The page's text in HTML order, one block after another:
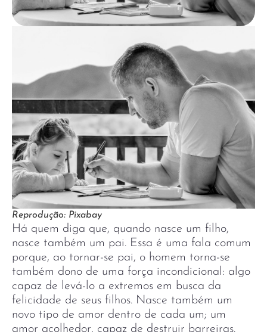
Reprodução: Pixabay
Há quem diga que, quando nasce um filho,
nasce também um pai. Essa é uma fala comum
porque, ao tornar-se pai, o homem torna-se
também dono de uma força incondicional: algo
capaz de levá-lo a extremos em busca da
felicidade de seus filhos. Nasce também um
novo tipo de amor dentro de cada um; um
amor acolhedor, capaz de destruir barreiras.